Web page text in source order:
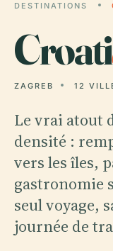
DESTINATIONS
Croati
ZAGREB 12
Le vrai atout
densité :
vers les îles,
gastronomie
seul voyage,
journée de